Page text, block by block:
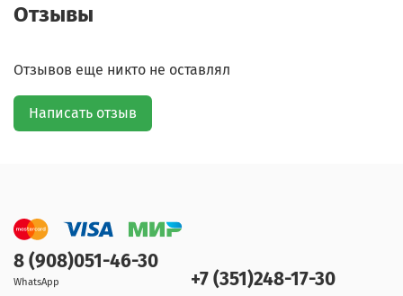
Отзывы
Отзывов еще никто не оставлял
Написать отзыв
8 (908)051-46-30
WhatsApp +7 (351)248-17-30